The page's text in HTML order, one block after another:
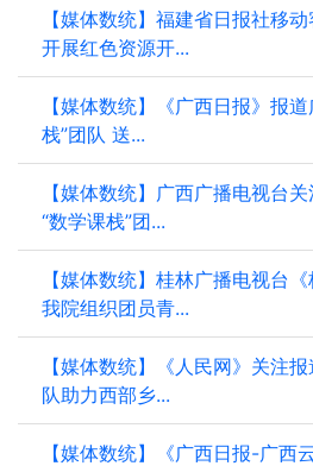
【媒体数统】福建省日报社移
开展红色资源开...
【媒体数统】《广西日报》报
栈”团队 送...
【媒体数统】广西广播电视台
“数学课栈”团...
【媒体数统】桂林广播电视台
我院组织团员青...
【媒体数统】《人民网》关注
队助力西部乡...
【媒体数统】《广西日报-广西